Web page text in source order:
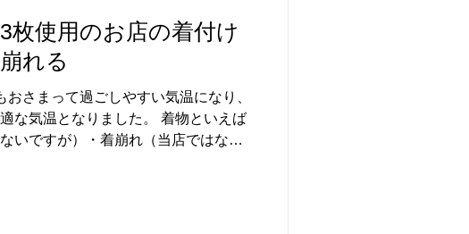
枚使用のお店の着付け
れる
おさまって過ごしやすい気温になり、
な気温となりました。 着物といえば
いですが）・着崩れ（当店ではない